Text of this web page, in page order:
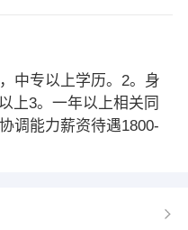
中专以上学历。2。身
上3。一年以上相关同
调能力薪资待遇1800-